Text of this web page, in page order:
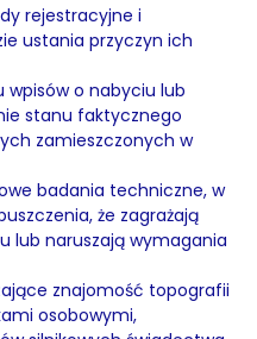
rejestracyjne i
ustania przyczyn ich
wpisów o nabyciu lub
stanu faktycznego
zamieszczonych w
badania techniczne, w
że zagrażają
lub naruszają wymagania
znajomość topografii
osobowymi,